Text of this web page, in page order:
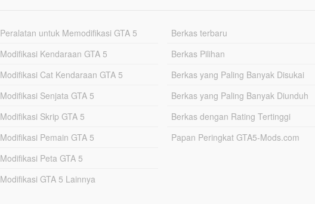
Peralatan untuk Memodifikasi GTA 5
Modifikasi Kendaraan GTA 5
Modifikasi Cat Kendaraan GTA 5
Modifikasi Senjata GTA 5
Modifikasi Skrip GTA 5
Modifikasi Pemain GTA 5
Modifikasi Peta GTA 5
Modifikasi GTA 5 Lainnya
Berkas terbaru
Berkas Pilihan
Berkas yang Paling Banyak Disukai
Berkas yang Paling Banyak Diunduh
Berkas dengan Rating Tertinggi
Papan Peringkat GTA5-Mods.com